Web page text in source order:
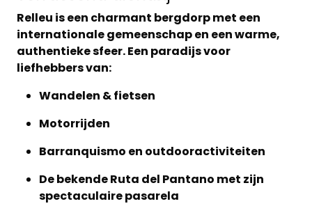
Relleu is een charmant bergdorpmet een
internationale gemeenschap en een warme,
authentieke sfeer. Een paradijs voor
liefhebbers van:
Wandelen & fietsen
Motorrijden
Barranquismo en outdooractiviteiten
De bekendeRuta del Pantano met zijn
spectaculaire pasarela